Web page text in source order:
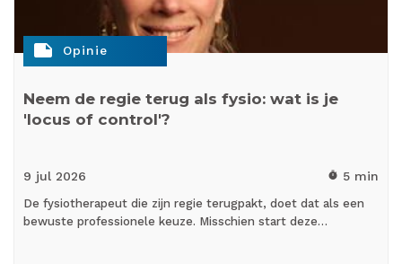
note Opinie
Neem de regie terug als fysio: wat is je
'locus of control'?
9 jul 2026 timer 5 min
De fysiotherapeut die zijn regie terugpakt, doet dat als een
bewuste professionele keuze. Misschien start deze…